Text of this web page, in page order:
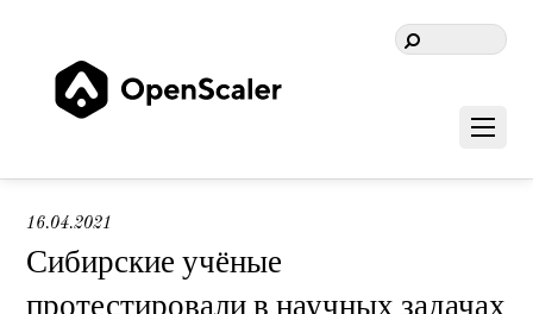
16.04.2021
Сибирские учёные
протестировали в научных задачах